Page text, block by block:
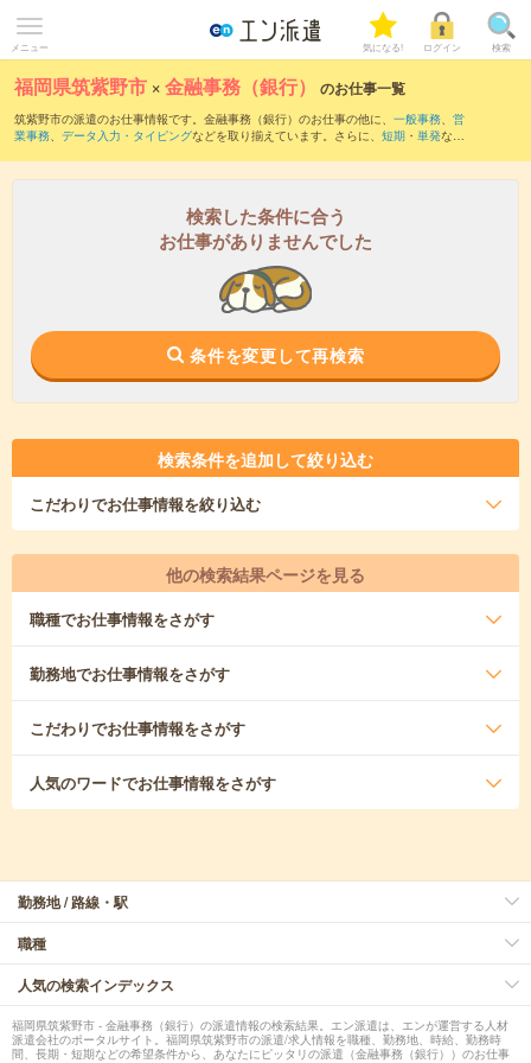
メニュー 気になる! ログイン 検索
福岡県筑紫野市 ×金融事務（銀行） のお仕事一覧
筑紫野市の派遣のお仕事情報です。金融事務（銀行）のお仕事の他に、 一般事務、 営
業事務、 データ入力・タイピングなどを取り揃えています。さらに、 短期 ・ 単発など
検索した条件に合う
お仕事がありませんでした
条件を変更して再検索
検索条件を追加して絞り込む
こだわりでお仕事情報を絞り込む
他の検索結果ページを見る
職種でお仕事情報をさがす
勤務地でお仕事情報をさがす
こだわりでお仕事情報をさがす
人気のワードでお仕事情報をさがす
勤務地 / 路線・駅
職種
人気の検索インデックス
福岡県筑紫野市 - 金融事務（銀行）の派遣情報の検索結果。エン派遣は、エンが運営する人材
派遣会社のポータルサイト。福岡県筑紫野市の派遣/求人情報を職種、勤務地、時給、勤務時
間、長期・短期などの希望条件から、あなたにピッタリの派遣（金融事務（銀行））のお仕事